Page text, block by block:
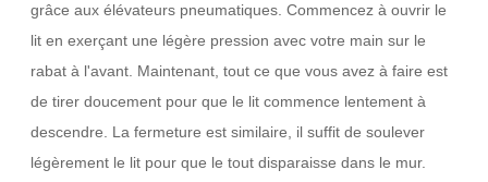
grâce aux élévateurs pneumatiques. Commencez à ouvrir le
lit en exerçant une légère pression avec votre main sur le
rabat à l'avant. Maintenant, tout ce que vous avez à faire est
de tirer doucement pour que le lit commence lentement à
descendre. La fermeture est similaire, il suffit de soulever
légèrement le lit pour que le tout disparaisse dans le mur.